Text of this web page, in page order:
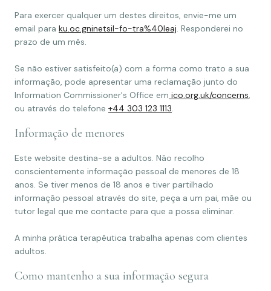
Para exercer qualquer um destes direitos, envie-me um
email para ku.oc.gninetsil-fo-tra%40leaj. Responderei no
prazo de um mês.
Se não estiver satisfeito(a) com a forma como trato a sua
informação, pode apresentar uma reclamação junto do
Information Commissioner's Office em ico.org.uk/concerns,
ou através do telefone +44 303 123 1113.
Informação de menores
Este website destina-se a adultos. Não recolho
conscientemente informação pessoal de menores de 18
anos. Se tiver menos de 18 anos e tiver partilhado
informação pessoal através do site, peça a um pai, mãe ou
tutor legal que me contacte para que a possa eliminar.
A minha prática terapêutica trabalha apenas com clientes
adultos.
Como mantenho a sua informação segura